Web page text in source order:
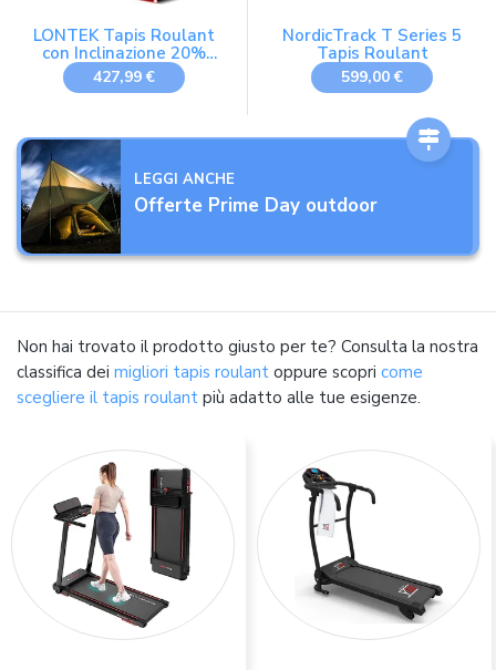
LONTEK Tapis Roulant
con Inclinazione 20%
Automatica, 14KM/H, Max
180KG
427,99 €
NordicTrack T Series 5
Tapis Roulant
599,00 €
LEGGI ANCHE
Offerte Prime Day outdoor
Non hai trovato il prodotto giusto per te? Consulta la nostra
classifica dei migliori tapis roulant oppure scopri come
scegliere il tapis roulant più adatto alle tue esigenze.